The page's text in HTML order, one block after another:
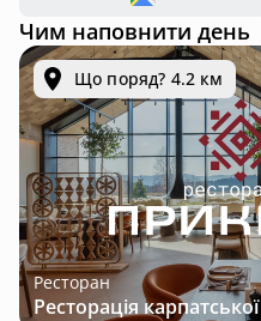
Чим наповнити день
Що поряд? 4.2 км
Ресторан